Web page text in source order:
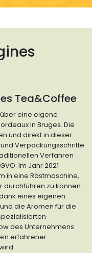
Tea&Coffee
eine eigene
in Bruges. Die
und direkt in dieser
Verpackungsschritte
Verfahren
Im Jahr 2021
in eine Röstmaschine,
durchführen zu können.
eines eigenen
die Aromen für die
des Unternehmens
erfahrener